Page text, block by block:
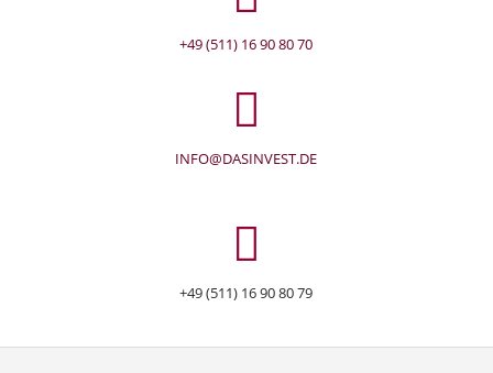
+49 (511) 16 90 80 70
INFO@DASINVEST.DE
+49 (511) 16 90 80 79